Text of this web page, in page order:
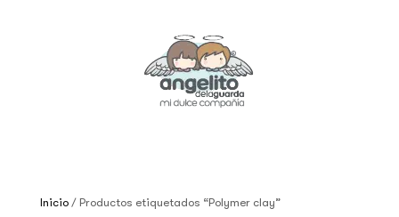
Inicio/ Productos etiquetados “Polymer clay”